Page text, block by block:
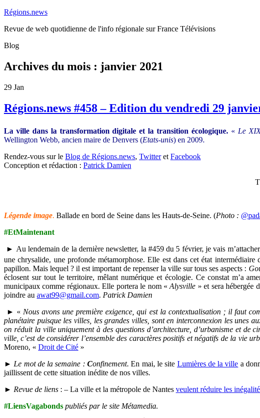
Régions.news
Revue de web quotidienne de l'info régionale sur France Télévisions
Blog
Archives du mois : janvier 2021
29 Jan
Régions.news #458 – Edition du vendredi 29
La ville dans la transformation digitale et la transition écologique. « Le
Wellington Webb, ancien maire de Denvers (Etats-unis) en 2009.
Rendez-vous sur le Blog de Régions.news, Twitteret Facebook
Conception et rédaction : Patrick Damien
Légende image. Ballade en bord de Seine dans les Hauts-de-Seine. (Photo :
#EtMaintenant
► Au lendemain de la dernière newsletter, la #459 du 5 février, je vais
une chrysalide, une profonde métamorphose. Elle est dans cet état
papillon. Mais lequel ? il est important de repenser la ville sur tous ses aspects :
éclosent sur tout le territoire, mêlant numérique et écologie. Ce constat m’a
municipaux comme régionaux. Elle portera le nom «Alysville » et sera hébergée
joindre au awat99@gmail.com. Patrick Damien
► « Nous avons une première exigence, qui est la contextualisation ; il faut
planétaire puisque les villes, les grandes villes, sont en interconnexion les unes
on réduit la ville uniquement à des questions d’architecture, d’urbanisme et
ville, c’est de considérer l’ensemble des caractères positifs et négatifs de la vie
Moreno, « Droit de Cité »
► Le mot de la semaine :Confinement. En mai, le site Lumières de la ville a
jaillissent de cette situation inédite de nos villes.
► Revue de liens : – La ville et la métropole de Nantes veulent réduire les
#LiensVagabonds publiés par le site Métamedia.